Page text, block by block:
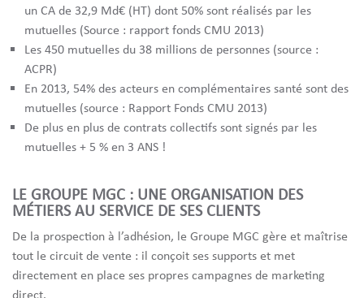
un CA de 32,9 Md€ (HT) dont 50% sont réalisés par les
mutuelles (Source : rapport fonds CMU 2013)
Les 450 mutuelles du 38 millions de personnes (source :
ACPR)
En 2013, 54% des acteurs en complémentaires santé sont des
mutuelles (source : Rapport Fonds CMU 2013)
De plus en plus de contrats collectifs sont signés par les
mutuelles + 5 % en 3 ANS !
LE GROUPE MGC : UNE ORGANISATION DES
MÉTIERS AU SERVICE DE SES CLIENTS
De la prospection à l’adhésion, le Groupe MGC gère et maîtrise
tout le circuit de vente : il conçoit ses supports et met
directement en place ses propres campagnes de marketing
direct.